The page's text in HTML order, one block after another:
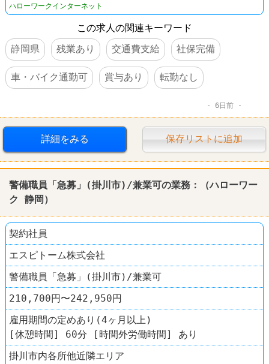
ハローワークインターネット
この求人の関連キーワード
静岡県
残業あり 交通費支給 社保完備
車・バイク通勤可 賞与あり 転勤なし
6日前
詳細をみる 保存リストに追加
警備職員「急募」(掛川市)/兼業可の業務：（ハローワー
ク
静岡 ）
契約社員
エスピトーム株式会社
警備職員「急募」(掛川市)/兼業可
210,700円〜242,950円
雇用期間の定めあり(4ヶ月以上)
[休憩時間] 60分 [時間外労働時間] あり
掛川市内各所他近隣エリア